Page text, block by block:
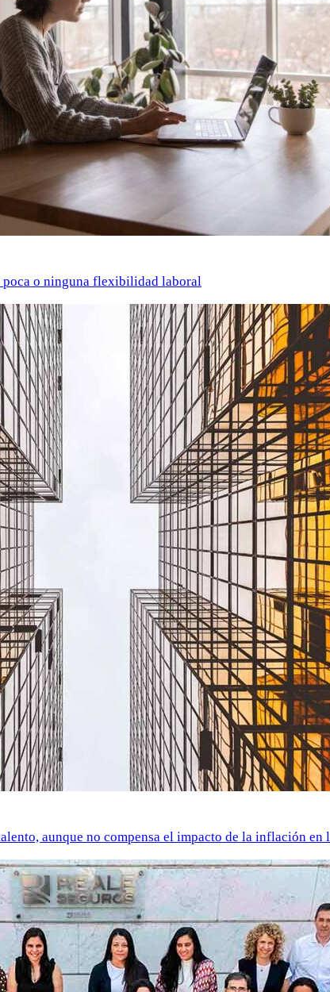
poca o ninguna flexibilidad laboral
aunque no compensa el impacto de la inflación en